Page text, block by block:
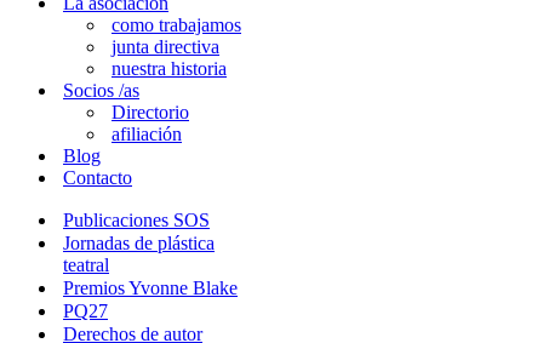
navegación
como trabajamos
junta directiva
nuestra historia
Socios /as
Directorio
afiliación
Blog
Contacto
Publicaciones SOS
Jornadas de plástica
teatral
Premios Yvonne Blake
PQ27
Derechos de autor